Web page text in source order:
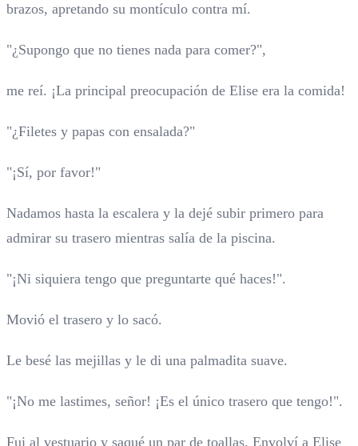
brazos, apretando su montículo contra mí.
"¿Supongo que no tienes nada para comer?",
me reí. ¡La principal preocupación de Elise era la comida!
"¿Filetes y papas con ensalada?"
"¡Sí, por favor!"
Nadamos hasta la escalera y la dejé subir primero para
admirar su trasero mientras salía de la piscina.
"¡Ni siquiera tengo que preguntarte qué haces!".
Movió el trasero y lo sacó.
Le besé las mejillas y le di una palmadita suave.
"¡No me lastimes, señor! ¡Es el único trasero que tengo!".
Fui al vestuario y saqué un par de toallas. Envolví a Elise